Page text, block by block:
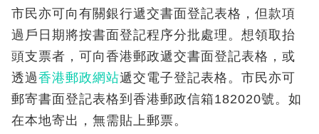
市民亦可向有關銀行遞交書面登記表格，但款項
過戶日期將按書面登記程序分批處理。想領取抬
頭支票者，可向香港郵政遞交書面登記表格，或
透過香港郵政網站遞交電子登記表格。市民亦可
郵寄書面登記表格到香港郵政信箱182020號。如
在本地寄出，無需貼上郵票。